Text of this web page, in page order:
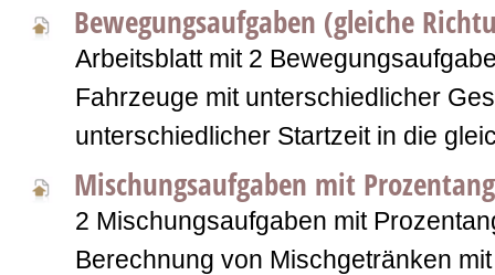
Bewegungsaufgaben (gleiche
Arbeitsblatt mit 2
Fahrzeuge mit unterschiedlicher
unterschiedlicher Startzeit in die
Mischungsaufgaben mit
2 Mischungsaufgaben mit
Berechnung von Mischgetränken